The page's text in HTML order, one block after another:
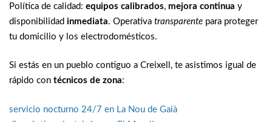
Política de calidad: equipos calibrados, mejora continua y
disponibilidad inmediata. Operativa transparente para proteger
tu domicilio y los electrodomésticos.
Si estás en un pueblo contiguo a Creixell, te asistimos igual de
rápido con técnicos de zona:
servicio nocturno 24/7 en La Nou de Gaià